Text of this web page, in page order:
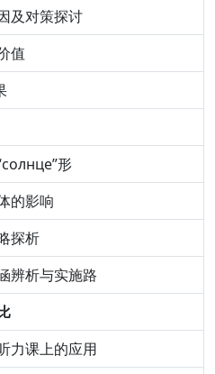
及对策探讨
值
形
的影响
探析
辨析与实施路
力课上的应用